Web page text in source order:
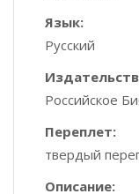
Язык:
Русский
Российское
Переплет:
твердый
Описание: